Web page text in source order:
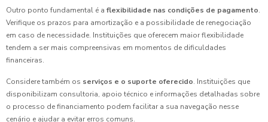
Outro ponto fundamental é a flexibilidade nas condições de pagamento.
Verifique os prazos para amortização e a possibilidade de renegociação
em caso de necessidade. Instituições que oferecem maior flexibilidade
tendem a ser mais compreensivas em momentos de dificuldades
financeiras.
Considere também os serviços e o suporte oferecido. Instituições que
disponibilizam consultoria, apoio técnico e informações detalhadas sobre
o processo de financiamento podem facilitar a sua navegação nesse
cenário e ajudar a evitar erros comuns.